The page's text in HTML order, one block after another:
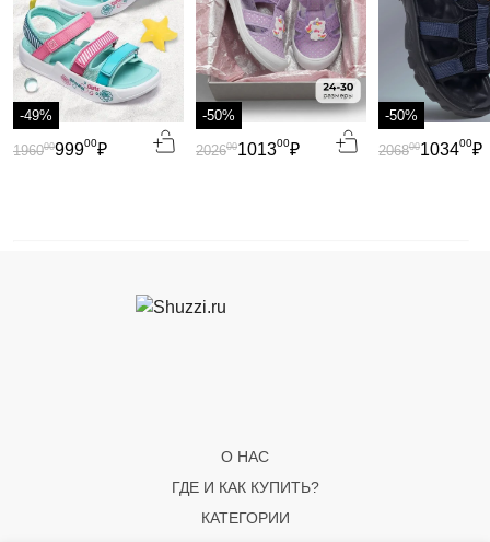
-49%
99900₽
196000
-50%
101300₽
202600
-50%
103400₽
206800
О НАС
ГДЕ И КАК КУПИТЬ?
КАТЕГОРИИ